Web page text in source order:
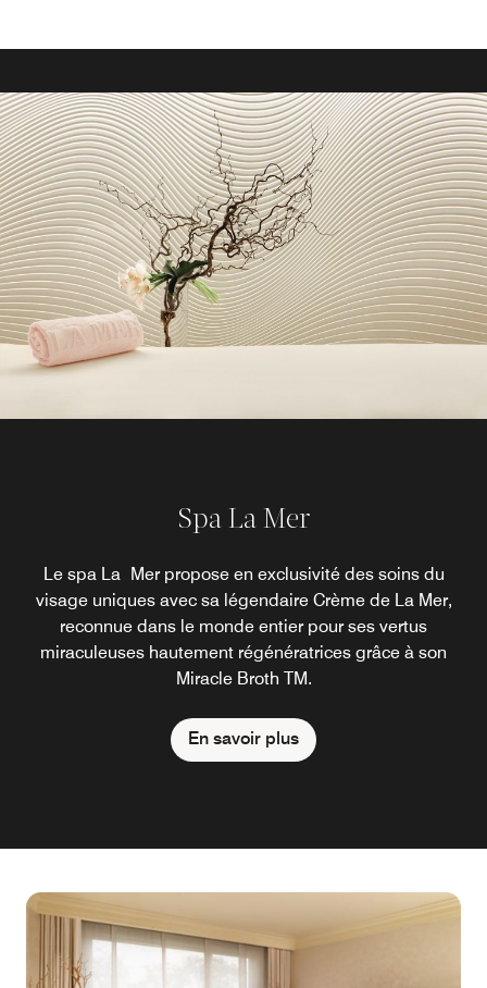
Spa La Mer
Le spa La Mer propose en exclusivité des soins du
visage uniques avec sa légendaire Crème de La Mer,
reconnue dans le monde entier pour ses vertus
miraculeuses hautement régénératrices grâce à son
Miracle Broth TM.
En savoir plus